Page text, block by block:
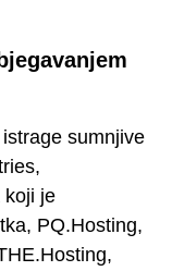
sumnjive
koji je
PQ.Hosting,